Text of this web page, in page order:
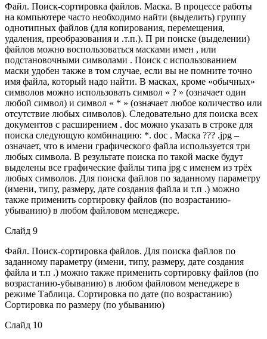
Файл. Поиск-сортировка файлов. Маска. В процессе работы
на компьютере часто необходимо найти (выделить) группу
однотипных файлов (для копирования, перемещения,
удаления, преобразования и .т.п.). П ри поиске (выделении)
файлов можно воспользоваться масками имен , или
подстановочными символами . Поиск с использованием
маски удобен также в том случае, если вы не помните точно
имя файла, который надо найти. В масках, кроме «обычных»
символов можно использовать символ « ? » (означает один
любой символ) и символ « * » (означает любое количество или
отсутствие любых символов). Следовательно для поиска всех
документов с расширением . doc можно указать в строке для
поиска следующую комбинацию: *. doc . Маска ??? .jpg –
означает, что в имени графического файла используется три
любых символа. В результате поиска по такой маске будут
выделены все графические файлы типа jpg с именем из трёх
любых символов. Для поиска файлов по заданному параметру
(имени, типу, размеру, дате создания файла и т.п .) можно
также применить сортировку файлов (по возрастанию-
убыванию) в любом файловом менеджере.
Слайд 9
Файл. Поиск-сортировка файлов. Для поиска файлов по
заданному параметру (имени, типу, размеру, дате создания
файла и т.п .) можно также применить сортировку файлов (по
возрастанию-убыванию) в любом файловом менеджере в
режиме Таблица. Сортировка по дате (по возрастанию)
Сортировка по размеру (по убыванию)
Слайд 10